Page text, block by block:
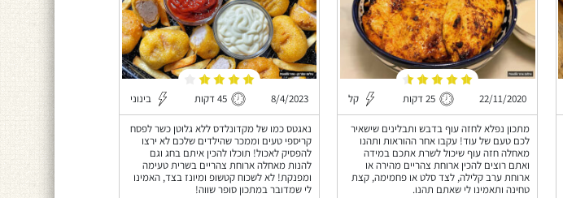
22/11/2020 25 דקות קל
מתכון נפלא לחזה עוף בדבש ותבלינים שישאיר
לכם טעם של עוד! עקבו אחר ההוראות ותהנו
מאחלה חזה עוף שיכול לשרת אתכם במידה
ואתם רוצים להכין ארוחת צהריים מהירה או
ארוחת ערב קלילה, לצד סלט או פחמימה, קצת
טחינה ותאמינו לי שאתם תהנו.
8/4/2023 45 דקות בינוני
נאגטס כמו של מקדונלדס ללא גלוטן כשר לפסח
קריספי טעים וממכר שהילדים שלכם לא ירצו
להפסיק לאכול! תוכלו להכין איתם בחג וגם
להנות מאחלה ארוחת צהריים בשרית טעימה
ומפנקת! לא לשכוח קטשופ ומיונז בצד, האמינו
לי שמדובר במתכון סופר שווה!